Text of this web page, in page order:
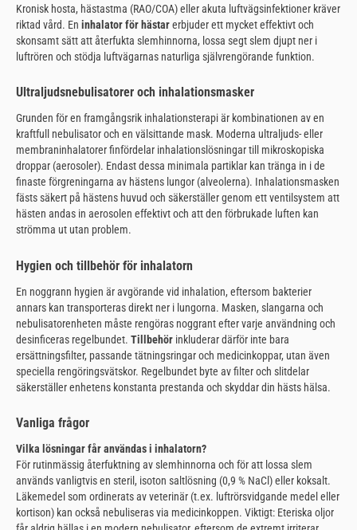
Kronisk hosta, hästastma (RAO/COA) eller akuta luftvägsinfektioner kräver
riktad vård. En inhalator för hästarerbjuder ett mycket effektivt och
skonsamt sätt att återfukta slemhinnorna, lossa segt slem djupt ner i
luftrören och stödja luftvägarnas naturliga självrengörande funktion.
Ultraljudsnebulisatorer och inhalationsmasker
Grunden för en framgångsrik inhalationsterapi är kombinationen av en
kraftfull nebulisator och en välsittande mask. Moderna ultraljuds- eller
membraninhalatorer finfördelar inhalationslösningar till mikroskopiska
droppar (aerosoler). Endast dessa minimala partiklar kan tränga in i de
finaste förgreningarna av hästens lungor (alveolerna). Inhalationsmasken
fästs säkert på hästens huvud och säkerställer genom ett ventilsystem att
hästen andas in aerosolen effektivt och att den förbrukade luften kan
strömma ut utan problem.
Hygien och tillbehör för inhalatorn
En noggrann hygien är avgörande vid inhalation, eftersom bakterier
annars kan transporteras direkt ner i lungorna. Masken, slangarna och
nebulisatorenheten måste rengöras noggrant efter varje användning och
desinficeras regelbundet. Tillbehör inkluderar därför inte bara
ersättningsfilter, passande tätningsringar och medicinkoppar, utan även
speciella rengöringsvätskor. Regelbundet byte av filter och slitdelar
säkerställer enhetens konstanta prestanda och skyddar din hästs hälsa.
Vanliga frågor
Vilka lösningar får användas i inhalatorn?
För rutinmässig återfuktning av slemhinnorna och för att lossa slem
används vanligtvis en steril, isoton saltlösning (0,9 % NaCl) eller koksalt.
Läkemedel som ordinerats av veterinär (t.ex. luftrörsvidgande medel eller
kortison) kan också nebuliseras via medicinkoppen. Viktigt: Eteriska oljor